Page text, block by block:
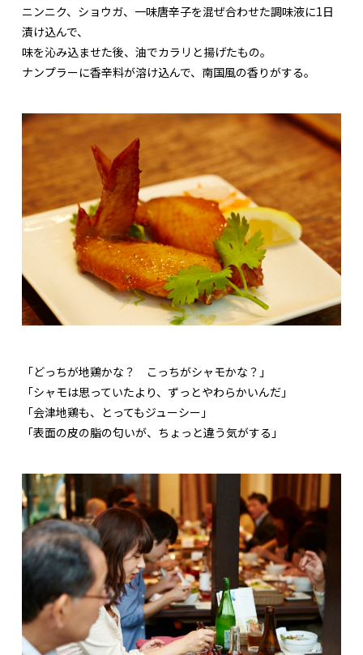
ニンニク、ショウガ、一味唐辛子を混ぜ合わせた調味液に1日
漬け込んで、
味を沁み込ませた後、油でカラリと揚げたもの。
ナンプラーに香辛料が溶け込んで、南国風の香りがする。
「どっちが地鶏かな？ こっちがシャモかな？」
「シャモは思っていたより、ずっとやわらかいんだ」
「会津地鶏も、とってもジューシー」
「表面の皮の脂の匂いが、ちょっと違う気がする」